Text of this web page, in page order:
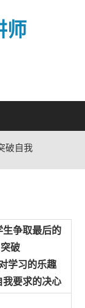
师
破自我
生争取最后的
突破
学习的乐趣
我要求的决心